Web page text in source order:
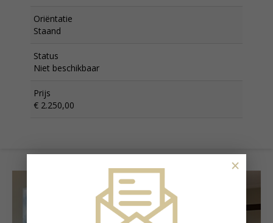
Oriëntatie
Staand
Status
Niet beschikbaar
Prijs
€ 2.250,00
×